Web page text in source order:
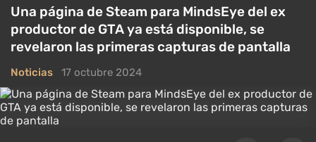
Una página de Steam para MindsEye del ex
productor de GTA ya está disponible, se
revelaron las primeras capturas de pantalla
Noticias 17 octubre 2024